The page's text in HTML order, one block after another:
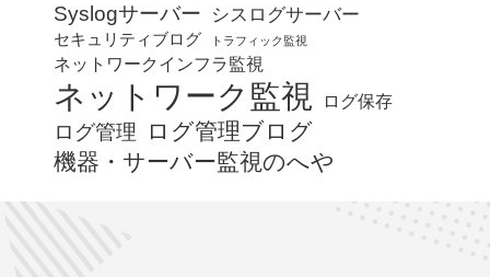
Syslogサーバー シスログサーバー
セキュリティブログ トラフィック監視
ネットワークインフラ監視
ネットワーク監視 ログ保存
ログ管理
ログ管理ブログ
機器・サーバー監視のへや